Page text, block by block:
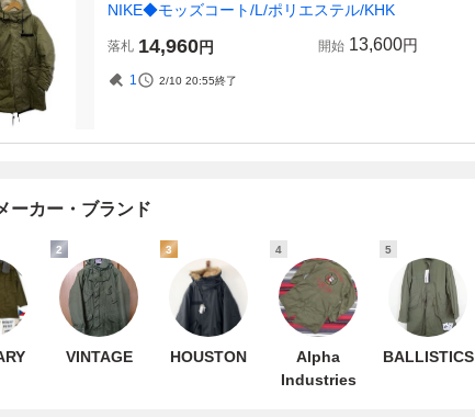
NIKE◆モッズコート/L/ポリエステル/KHK
落札 14,960円 開始 13,600円
1 2/10 20:55終了
ーカー・ブランド
2
VINTAGE
3
HOUSTON
4
Alpha
Industries
5
BALLISTICS